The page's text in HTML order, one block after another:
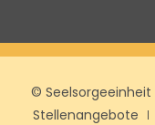
©
Stellenangebote